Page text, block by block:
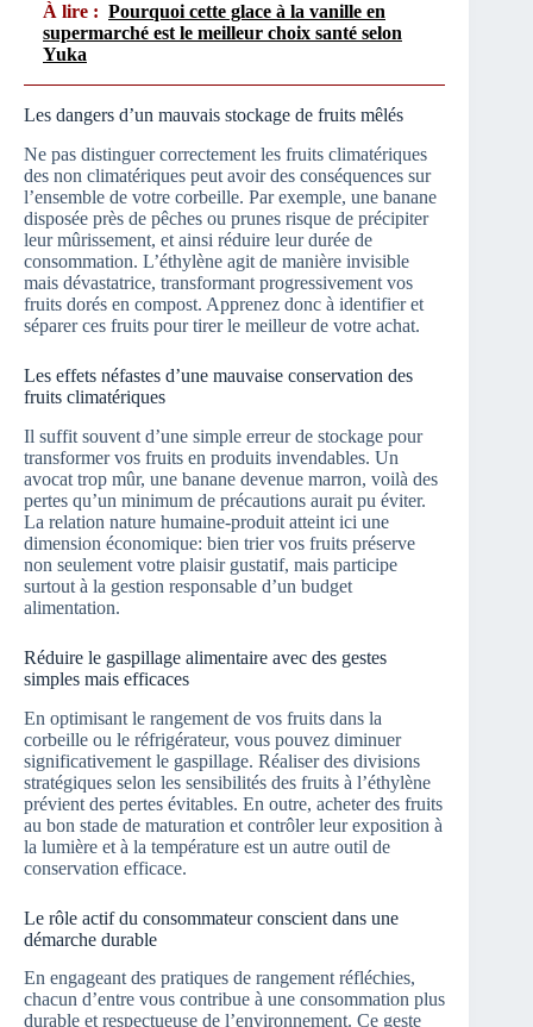
À lire : Pourquoi cette glace à la vanille en
supermarché est le meilleur choix santé selon
Yuka
Les dangers d’un mauvais stockage de fruits mêlés
Ne pas distinguer correctement les fruits climatériques
des non climatériques peut avoir des conséquences sur
l’ensemble de votre corbeille. Par exemple, une banane
disposée près de pêches ou prunes risque de précipiter
leur mûrissement, et ainsi réduire leur durée de
consommation. L’éthylène agit de manière invisible
mais dévastatrice, transformant progressivement vos
fruits dorés en compost. Apprenez donc à identifier et
séparer ces fruits pour tirer le meilleur de votre achat.
Les effets néfastes d’une mauvaise conservation des
fruits climatériques
Il suffit souvent d’une simple erreur de stockage pour
transformer vos fruits en produits invendables. Un
avocat trop mûr, une banane devenue marron, voilà des
pertes qu’un minimum de précautions aurait pu éviter.
La relation nature humaine-produit atteint ici une
dimension économique: bien trier vos fruits préserve
non seulement votre plaisir gustatif, mais participe
surtout à la gestion responsable d’un budget
alimentation.
Réduire le gaspillage alimentaire avec des gestes
simples mais efficaces
En optimisant le rangement de vos fruits dans la
corbeille ou le réfrigérateur, vous pouvez diminuer
significativement le gaspillage. Réaliser des divisions
stratégiques selon les sensibilités des fruits à l’éthylène
prévient des pertes évitables. En outre, acheter des fruits
au bon stade de maturation et contrôler leur exposition à
la lumière et à la température est un autre outil de
conservation efficace.
Le rôle actif du consommateur conscient dans une
démarche durable
En engageant des pratiques de rangement réfléchies,
chacun d’entre vous contribue à une consommation plus
durable et respectueuse de l’environnement. Ce geste